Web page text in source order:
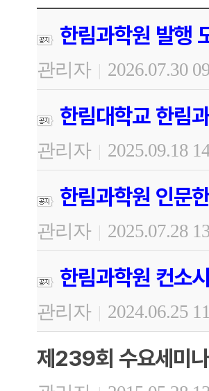
한림과학원 발행
관리자 | 2026.07.30
한림대학교 한림
관리자 | 2025.09.18
한림과학원 인문
관리자 | 2025.07.28
한림과학원 컨소
관리자 | 2024.06.25
제239회 수요세미